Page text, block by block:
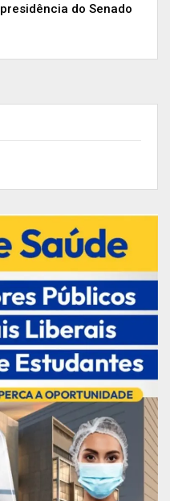
presidência do Senado